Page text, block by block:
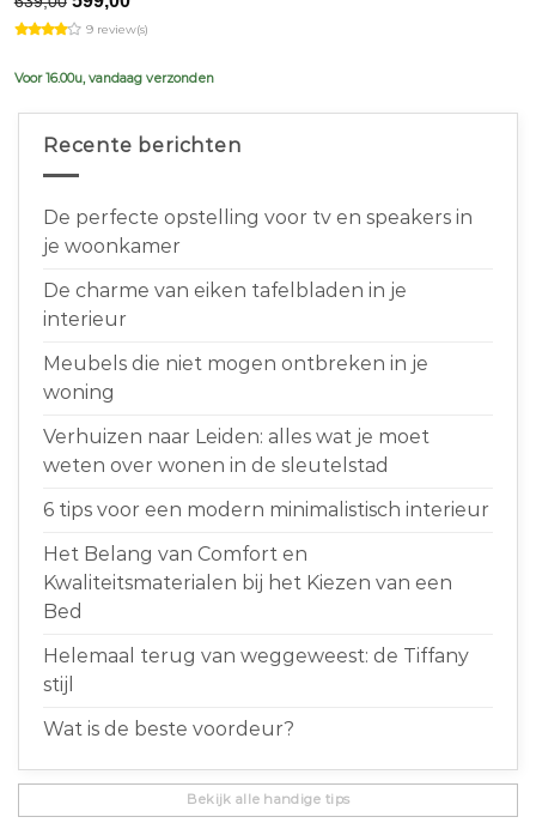
price
was:
is:
9 review(s)
Voor 16.00u, vandaag verzonden
Recente berichten
De perfecte opstelling voor tv en speakers in
je woonkamer
De charme van eiken tafelbladen in je
interieur
Meubels die niet mogen ontbreken in je
woning
Verhuizen naar Leiden: alles wat je moet
weten over wonen in de sleutelstad
6 tips voor een modern minimalistisch interieur
Het Belang van Comfort en
Kwaliteitsmaterialen bij het Kiezen van een
Bed
Helemaal terug van weggeweest: de Tiffany
stijl
Wat is de beste voordeur?
Bekijk alle handige tips